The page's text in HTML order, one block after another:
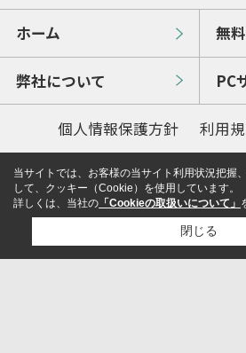
ホーム 無
弊社について PC
個人情報保護方針 利用
当サイトでは、お客様の当サイト利用状況把握
して、クッキー（Cookie）を使用しています。
詳しくは、当社の 「Cookieの取扱いについて」
閉じる